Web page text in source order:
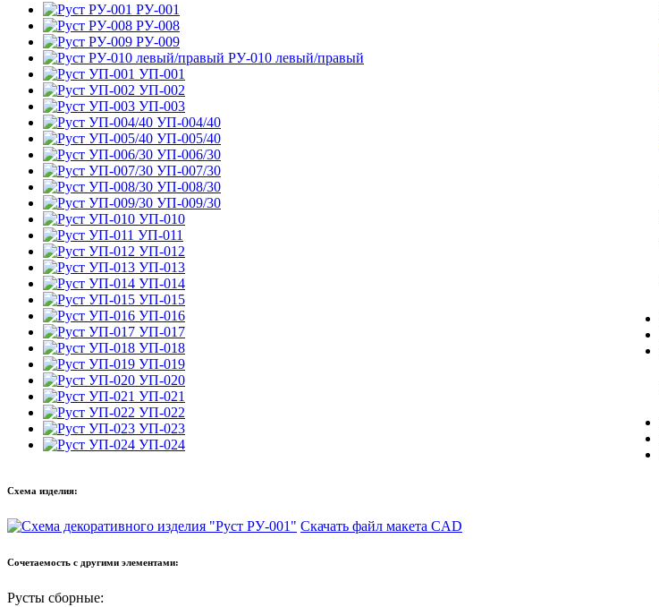
РУ-001
РУ-008
РУ-009
РУ-010 левый/правый
УП-001
УП-002
УП-003
УП-004/40
УП-005/40
УП-006/30
УП-007/30
УП-008/30
УП-009/30
УП-010
УП-011
УП-012
УП-013
УП-014
УП-015
УП-016
УП-017
УП-018
УП-019
УП-020
УП-021
УП-022
УП-023
УП-024
Схема изделия:
Скачать файл макета CAD
Сочетаемость с другими элементами:
Русты cборные: